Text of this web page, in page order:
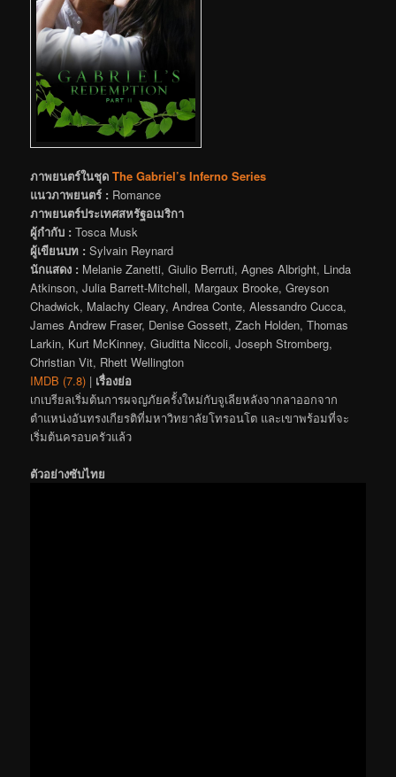
ภาพยนตร์ในชุดThe Gabriel’s Inferno Series
แนวภาพยนตร์ : Romance
ภาพยนตร์ประเทศสหรัฐอเมริกา
ผู้กำกับ : Tosca Musk
ผู้เขียนบท : Sylvain Reynard
นักแสดง : Melanie Zanetti, Giulio Berruti, Agnes Albright, Linda
Atkinson, Julia Barrett-Mitchell, Margaux Brooke, Greyson
Chadwick, Malachy Cleary, Andrea Conte, Alessandro Cucca,
James Andrew Fraser, Denise Gossett, Zach Holden, Thomas
Larkin, Kurt McKinney, Giuditta Niccoli, Joseph Stromberg,
Christian Vit, Rhett Wellington
IMDB (7.8) | เรื่องย่อ
เกเบรียลเริ่มต้นการผจญภัยครั้งใหม่กับจูเลียหลังจากลาออกจาก
ตำแหน่งอันทรงเกียรติที่มหาวิทยาลัยโทรอนโต และเขาพร้อมที่จะ
เริ่มต้นครอบครัวแล้ว
ตัวอย่างซับไทย